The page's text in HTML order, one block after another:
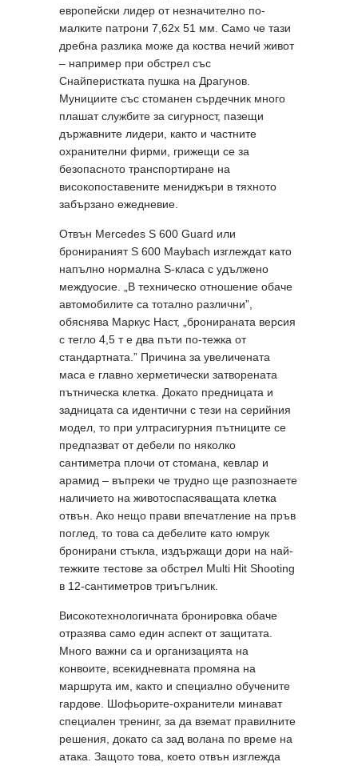
европейски лидер от незначително по-
малките патрони 7,62x 51 мм. Само че тази
дребна разлика може да коства нечий живот
– например при обстрел със
Снайперистката пушка на Драгунов.
Мунициите със стоманен сърдечник много
плашат службите за сигурност, пазещи
държавните лидери, както и частните
охранителни фирми, грижещи се за
безопасното транспортиране на
високопоставените мениджъри в тяхното
забързано ежедневие.
Отвън Mercedes S 600 Guard или
бронираният S 600 Maybach изглеждат като
напълно нормална S-класа с удължено
междуосие. „В техническо отношение обаче
автомобилите са тотално различни”,
обяснява Маркус Наст, „бронираната версия
с тегло 4,5 т е два пъти по-тежка от
стандартната.” Причина за увеличената
маса е главно херметически затворената
пътническа клетка. Докато предницата и
задницата са идентични с тези на серийния
модел, то при ултрасигурния пътниците се
предпазват от дебели по няколко
сантиметра плочи от стомана, кевлар и
арамид – въпреки че трудно ще разпознаете
наличието на животоспасяващата клетка
отвън. Ако нещо прави впечатление на пръв
поглед, то това са дебелите като юмрук
бронирани стъкла, издържащи дори на най-
тежките тестове за обстрел Multi Hit Shooting
в 12-сантиметров триъгълник.
Високотехнологичната бронировка обаче
отразява само един аспект от защитата.
Много важни са и организацията на
конвоите, всекидневната промяна на
маршрута им, както и специално обучените
гардове. Шофьорите-охранители минават
специален тренинг, за да вземат правилните
решения, докато са зад волана по време на
атака. Защото това, което отвън изглежда